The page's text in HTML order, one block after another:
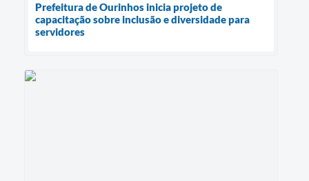
Prefeitura de Ourinhos inicia projeto de
capacitação sobre inclusão e diversidade para
servidores